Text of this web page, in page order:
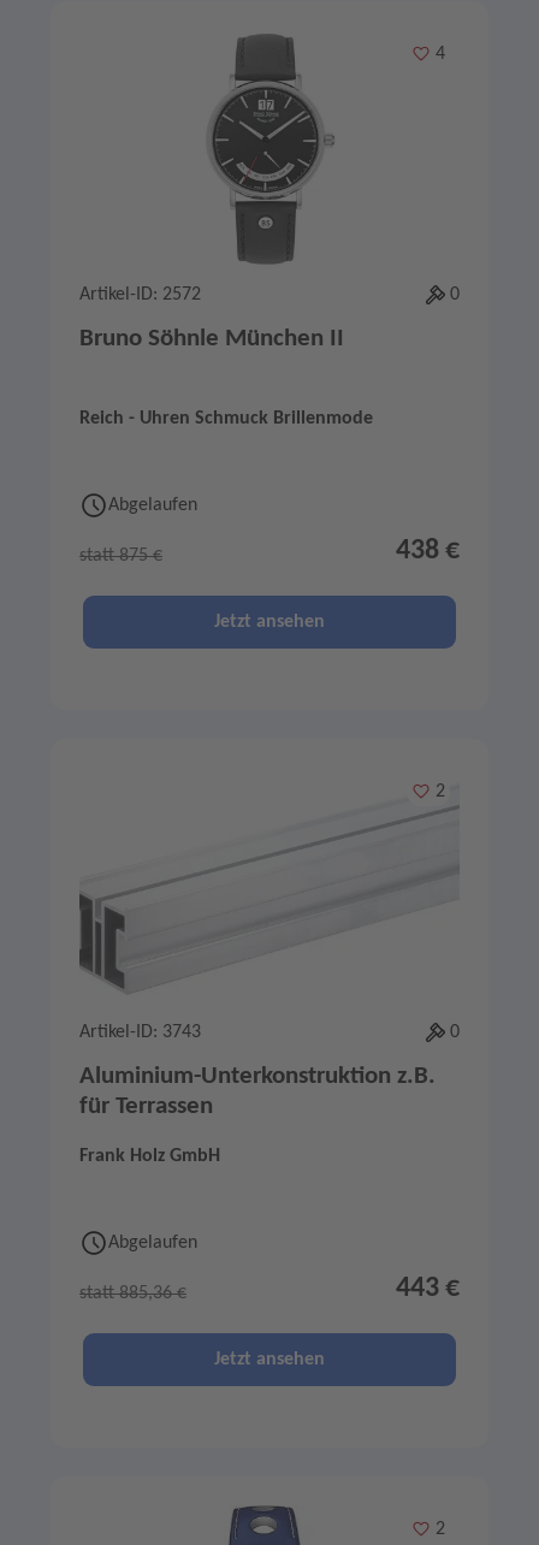
Merken
4
Artikel-ID: 2572 0
Bruno Söhnle München II
Reich - Uhren Schmuck Brillenmode
Abgelaufen
statt 875 € 438 €
Jetzt ansehen
Merken
2
Artikel-ID: 3743 0
Aluminium-Unterkonstruktion z.B.
für Terrassen
Frank Holz GmbH
Abgelaufen
statt 885,36 € 443 €
Jetzt ansehen
Merken
2